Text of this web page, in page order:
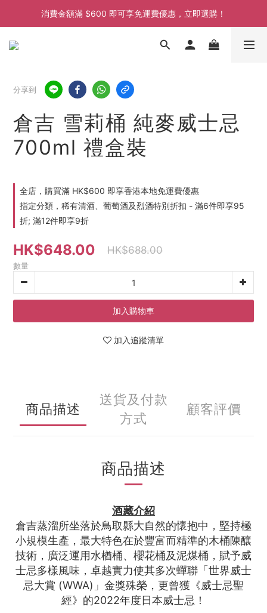
消費金額滿 $600 即可享免運費優惠，立即選購！
消費金額滿 $600 即可享免運費優惠，立即選購！
消費金額滿 $600 即可享免運費優惠，立即選購！
分享到
倉吉 雪莉桶 純麥威士忌
700ml 禮盒裝
全店，購買滿 HK$600 即享香港本地免運費優惠
指定分類，稀有清酒、葡萄酒及烈酒特別折扣 - 滿6件即享95
折; 滿12件即享9折
HK$648.00 HK$688.00
數量
加入購物車
加入追蹤清單
商品描述
送貨及付款
方式
顧客評價
商品描述
酒藏介紹
倉吉蒸溜所坐落於鳥取縣大自然的懷抱中，堅持極
小規模生產，最大特色在於豐富而精準的木桶陳釀
技術，廣泛運用水楢桶、櫻花桶及泥煤桶，賦予威
士忌多樣風味，卓越實力使其多次蟬聯「世界威士
忌大賞 (WWA)」金獎殊榮，更曾獲《威士忌聖
經》的2022年度日本威士忌！